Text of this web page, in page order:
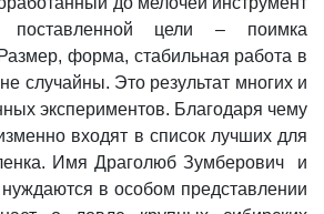
поставленной цели – поимка
форма, стабильная работа в
случайны. Это результат многих и
экспериментов. Благодаря чему
входят в список лучших для
Имя Драголюб Зумберович и
в особом представлении